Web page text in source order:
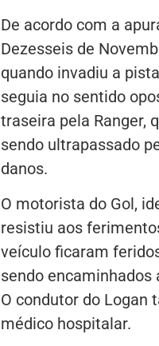
De acordo com a
Dezesseis de
quando invadiu a
seguia no sentido
traseira pela Ranger,
sendo ultrapassado
danos.
O motorista do Gol,
resistiu aos
veículo ficaram
sendo encaminhados
O condutor do Logan
médico hospitalar.